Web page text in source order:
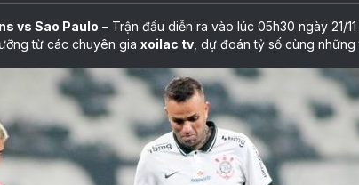
vs Sao Paulo – Trận đấu diễn ra vào lúc 05h30 ngày 21/
từ các chuyên gia xoilac tv , dự đoán tỷ số cùng